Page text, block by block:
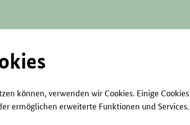
können, verwenden wir Cookies. Einige
ermöglichen erweiterte Funktionen und Services.